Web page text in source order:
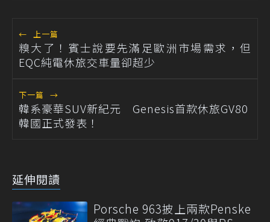
← 上一篇
糗大了！賓士說要先滿足歐洲市場需求，但
EQC純電休旅交車量卻超少
下一篇 →
韓系豪華SUV新紀元 Genesis首款休旅GV80
韓國正式發表！
延伸閱讀
Porsche 963披上兩款Penske